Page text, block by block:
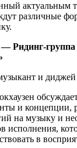
актуальным
различные
Ридинг-
и
и концепции,
на музыку и
исполнения,
в